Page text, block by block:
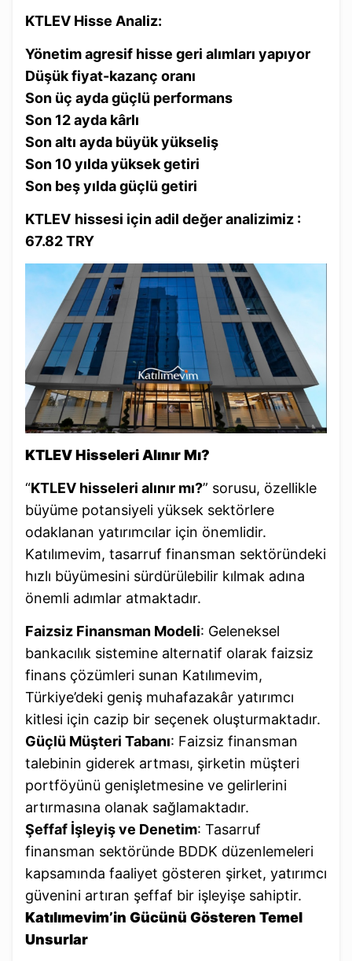
KTLEV Hisse Analiz:
Yönetim agresif hisse geri alımları yapıyor
Düşük fiyat-kazanç oranı
Son üç ayda güçlü performans
Son 12 ayda kârlı
Son altı ayda büyük yükseliş
Son 10 yılda yüksek getiri
Son beş yılda güçlü getiri
KTLEV hissesi için adil değer analizimiz :
67.82 TRY
KTLEV Hisseleri Alınır Mı?
“KTLEV hisseleri alınır mı?” sorusu, özellikle
büyüme potansiyeli yüksek sektörlere
odaklanan yatırımcılar için önemlidir.
Katılımevim, tasarruf finansman sektöründeki
hızlı büyümesini sürdürülebilir kılmak adına
önemli adımlar atmaktadır.
Faizsiz Finansman Modeli: Geleneksel
bankacılık sistemine alternatif olarak faizsiz
finans çözümleri sunan Katılımevim,
Türkiye’deki geniş muhafazakâr yatırımcı
kitlesi için cazip bir seçenek oluşturmaktadır.
Güçlü Müşteri Tabanı: Faizsiz finansman
talebinin giderek artması, şirketin müşteri
portföyünü genişletmesine ve gelirlerini
artırmasına olanak sağlamaktadır.
Şeffaf İşleyiş ve Denetim: Tasarruf
finansman sektöründe BDDK düzenlemeleri
kapsamında faaliyet gösteren şirket, yatırımcı
güvenini artıran şeffaf bir işleyişe sahiptir.
Katılımevim’in Gücünü Gösteren Temel
Unsurlar